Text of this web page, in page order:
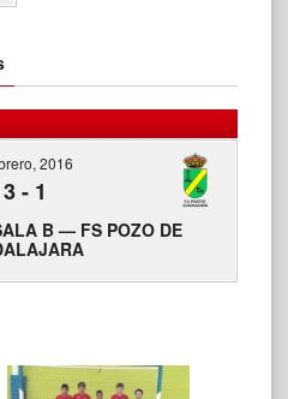
2016
- 1
B — FS POZO DE